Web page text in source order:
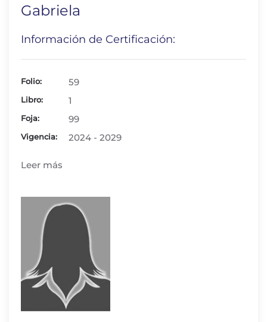
Gabriela
Información de Certificación:
Folio: 59
Libro: 1
Foja: 99
Vigencia: 2024 - 2029
Leer más